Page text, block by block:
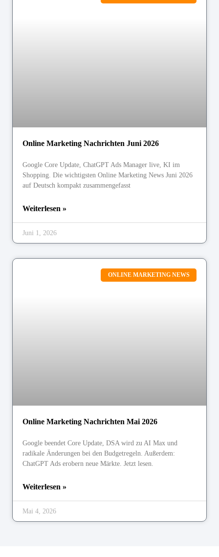
Online Marketing Nachrichten Juni 2026
Google Core Update, ChatGPT Ads Manager live, KI im
Shopping. Die wichtigsten Online Marketing News Juni 2026
auf Deutsch kompakt zusammengefasst
Weiterlesen »
Juni 1, 2026
ONLINE MARKETING NEWS
Online Marketing Nachrichten Mai 2026
Google beendet Core Update, DSA wird zu AI Max und
radikale Änderungen bei den Budgetregeln. Außerdem:
ChatGPT Ads erobern neue Märkte. Jetzt lesen.
Weiterlesen »
Mai 4, 2026